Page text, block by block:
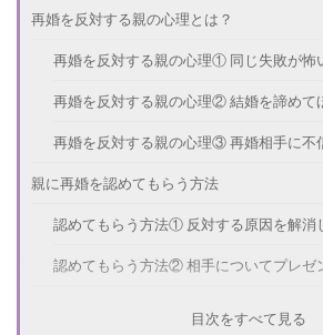
再婚を反対する親の心理とは？
再婚を反対する親の心理① 同じ失敗が怖
再婚を反対する親の心理② 結婚を諦めて
再婚を反対する親の心理③ 再婚相手に不
親に再婚を認めてもらう方法
認めてもらう方法① 反対する原因を解消
認めてもらう方法② 相手についてプレゼ
目次をすべて見る